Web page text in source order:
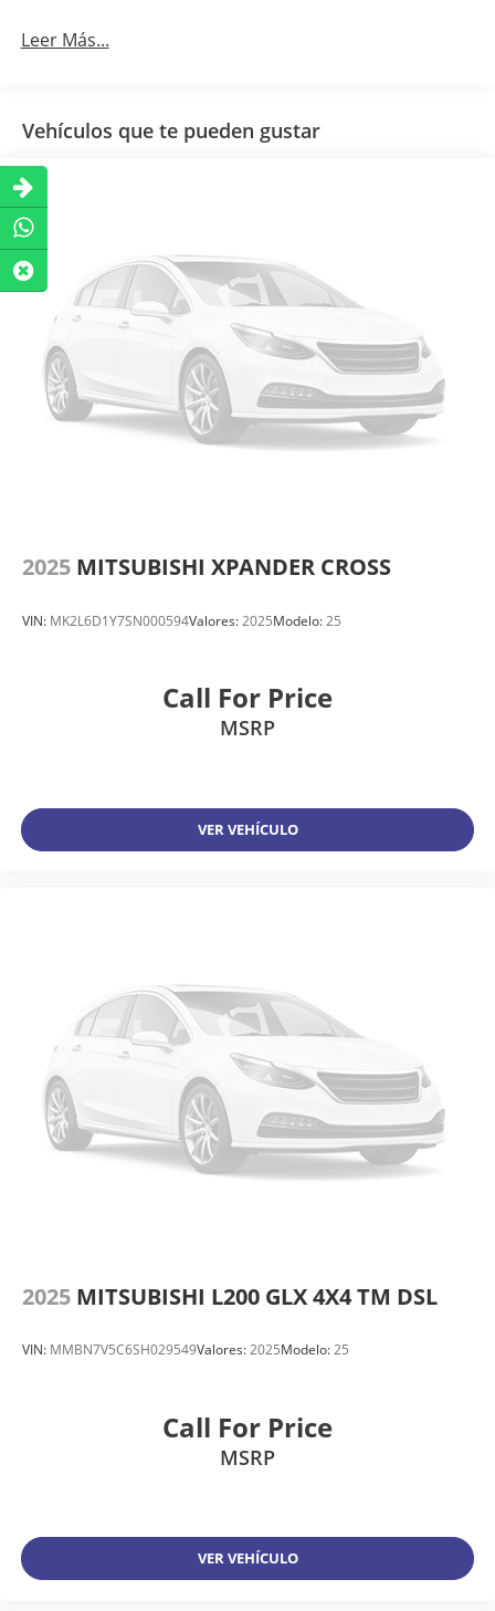
Leer Más...
Vehículos que te pueden gustar
2025 MITSUBISHI XPANDER CROSS
VIN: MK2L6D1Y7SN000594Valores:2025Modelo:25
Call For Price
MSRP
VER VEHÍCULO
2025 MITSUBISHI L200 GLX 4X4 TM DSL
VIN: MMBN7V5C6SH029549Valores:2025Modelo:25
Call For Price
MSRP
VER VEHÍCULO